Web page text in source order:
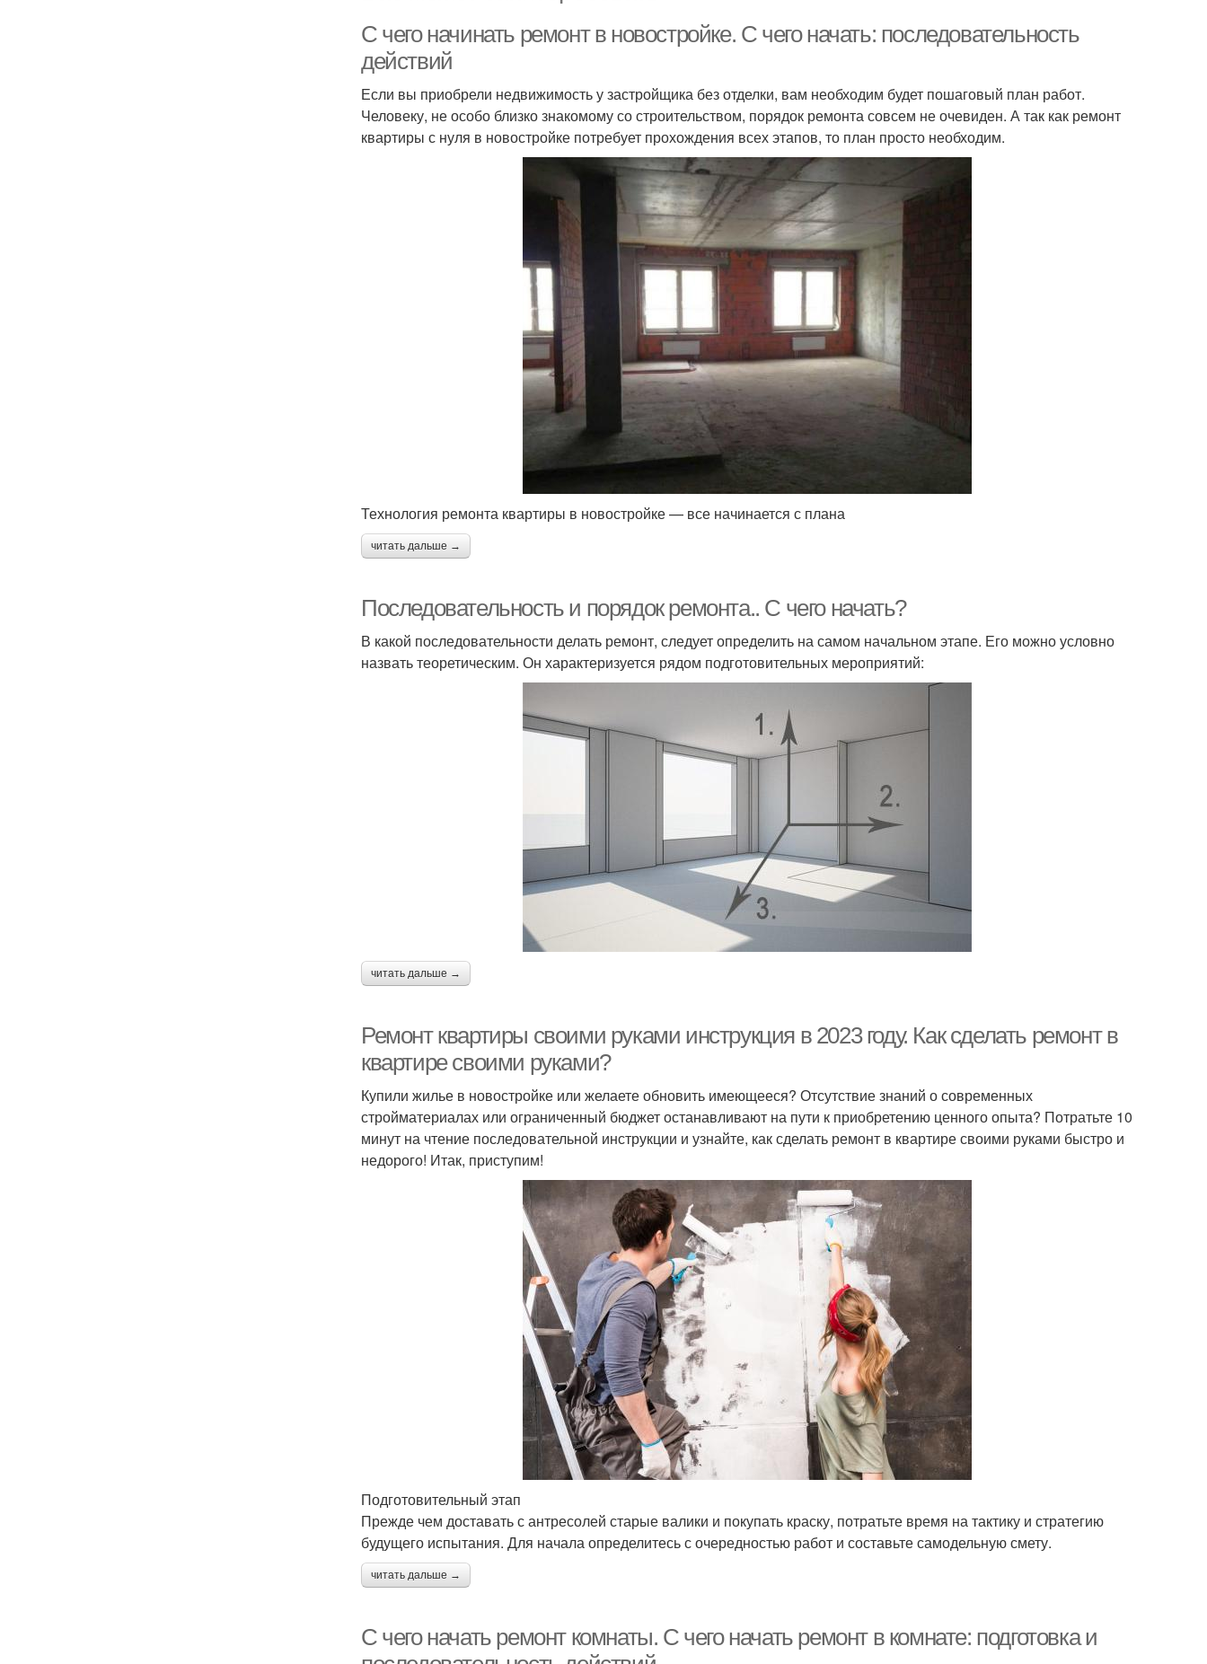
С чего начинать ремонт в новостройке. С чего начать: последовательность
действий
Если вы приобрели недвижимость у застройщика без отделки, вам необходим будет пошаговый план работ.
Человеку, не особо близко знакомому со строительством, порядок ремонта совсем не очевиден. А так как ремонт
квартиры с нуля в новостройке потребует прохождения всех этапов, то план просто необходим.
Технология ремонта квартиры в новостройке — все начинается с плана
читать дальше →
Последовательность и порядок ремонта.. С чего начать?
В какой последовательности делать ремонт, следует определить на самом начальном этапе. Его можно условно
назвать теоретическим. Он характеризуется рядом подготовительных мероприятий:
читать дальше →
Ремонт квартиры своими руками инструкция в 2023 году. Как сделать ремонт в
квартире своими руками?
Купили жилье в новостройке или желаете обновить имеющееся? Отсутствие знаний о современных
стройматериалах или ограниченный бюджет останавливают на пути к приобретению ценного опыта? Потратьте 10
минут на чтение последовательной инструкции и узнайте, как сделать ремонт в квартире своими руками быстро и
недорого! Итак, приступим!
Подготовительный этап
Прежде чем доставать с антресолей старые валики и покупать краску, потратьте время на тактику и стратегию
будущего испытания. Для начала определитесь с очередностью работ и составьте самодельную смету.
читать дальше →
С чего начать ремонт комнаты. С чего начать ремонт в комнате: подготовка и